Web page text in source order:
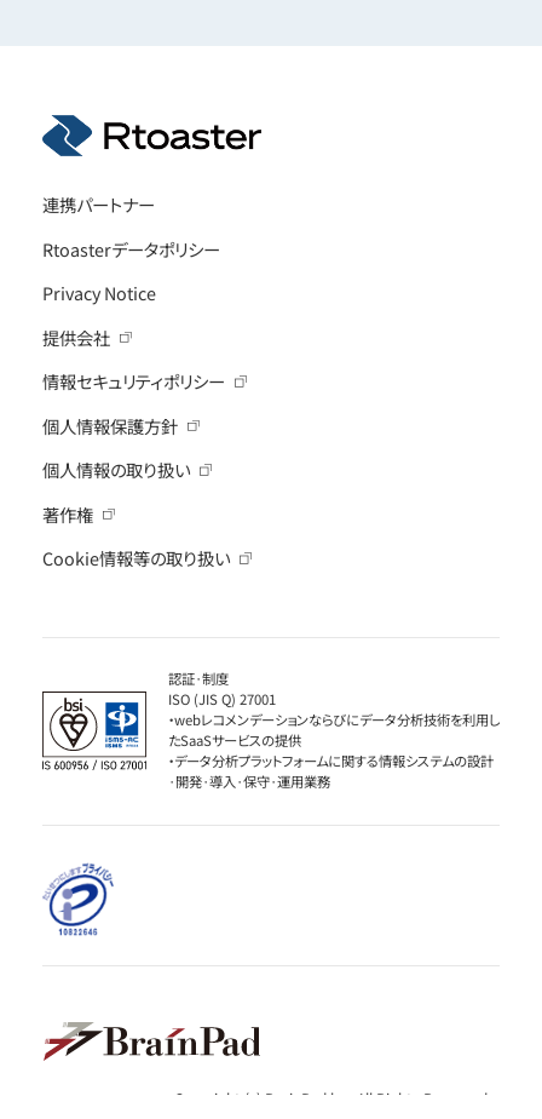
連携パートナー
Rtoasterデータポリシー
Privacy Notice
提供会社
情報セキュリティポリシー
個人情報保護方針
個人情報の取り扱い
著作権
Cookie情報等の取り扱い
認証·制度
ISO (JIS Q) 27001
・webレコメンデーションならびにデータ分析技術を利用し
たSaaSサービスの提供
・データ分析プラットフォームに関する情報システムの設計
·開発·導入·保守·運用業務
Copyright (c) BrainPad lnc. All Rights Reserved.